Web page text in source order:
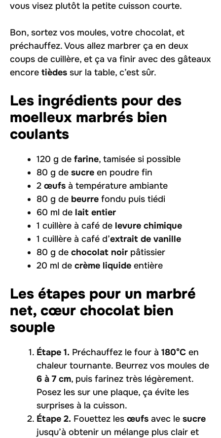
vous visez plutôt la petite cuisson courte.
Bon, sortez vos moules, votre chocolat, et
préchauffez. Vous allez marbrer ça en deux
coups de cuillère, et ça va finir avec des gâteaux
encore tièdes sur la table, c’est sûr.
Les ingrédients pour des
moelleux marbrés bien
coulants
120 g de farine, tamisée si possible
80 g de sucre en poudre fin
2 œufs à température ambiante
80 g de beurre fondu puis tiédi
60 ml de lait entier
1 cuillère à café de levure chimique
1 cuillère à café d’extrait de vanille
80 g de chocolat noir pâtissier
20 ml de crème liquide entière
Les étapes pour un marbré
net, cœur chocolat bien
souple
Étape 1. Préchauffez le four à 180°C en
chaleur tournante. Beurrez vos moules de
6 à 7 cm, puis farinez très légèrement.
Posez les sur une plaque, ça évite les
surprises à la cuisson.
Étape 2. Fouettez les œufs avec le sucre
jusqu’à obtenir un mélange plus clair et